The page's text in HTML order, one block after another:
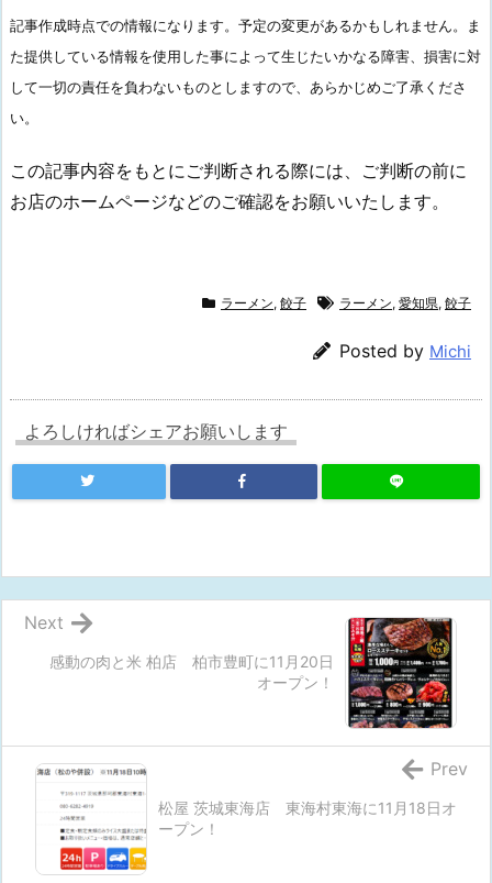
記事作成時点での情報になります。予定の変更があるかもしれません。ま
た提供している情報を使用した事によって生じたいかなる障害、損害に対
して一切の責任を負わないものとしますので、あらかじめご了承くださ
い。
この記事内容をもとにご判断される際には、ご判断の前に
お店のホームページなどのご確認をお願いいたします。
ラーメン, 餃子 ラーメン, 愛知県, 餃子
Posted by Michi
よろしければシェアお願いします
感動の肉と米 柏店 柏市豊町に11月20日
オープン！
Next
松屋 茨城東海店 東海村東海に11月18日オ
ープン！
Prev